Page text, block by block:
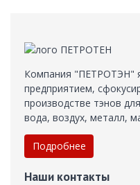
Компания "ПЕТРОТЭН"
предприятием,
производстве тэнов
вода, воздух, металл,
Подробнее
Наши контакты